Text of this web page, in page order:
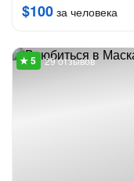
$100 за человека
29 отзывов